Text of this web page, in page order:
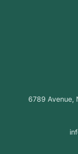
6789 Avenue,